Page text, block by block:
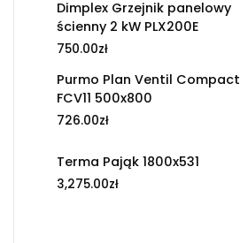
Dimplex Grzejnik panelowy
ścienny 2 kW PLX200E
750.00zł
Purmo Plan Ventil Compact
FCV11 500x800
726.00zł
Terma Pająk 1800x531
3,275.00zł